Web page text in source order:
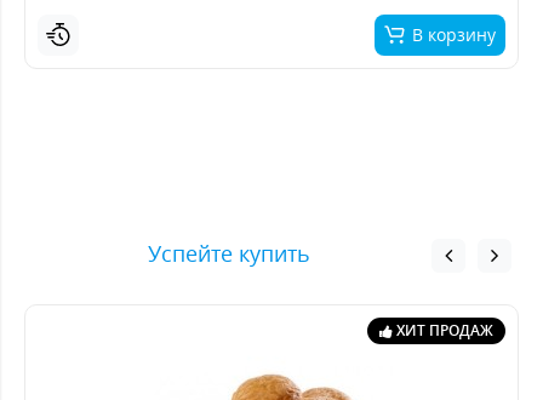
В корзину
Успейте купить
ХИТ ПРОДАЖ